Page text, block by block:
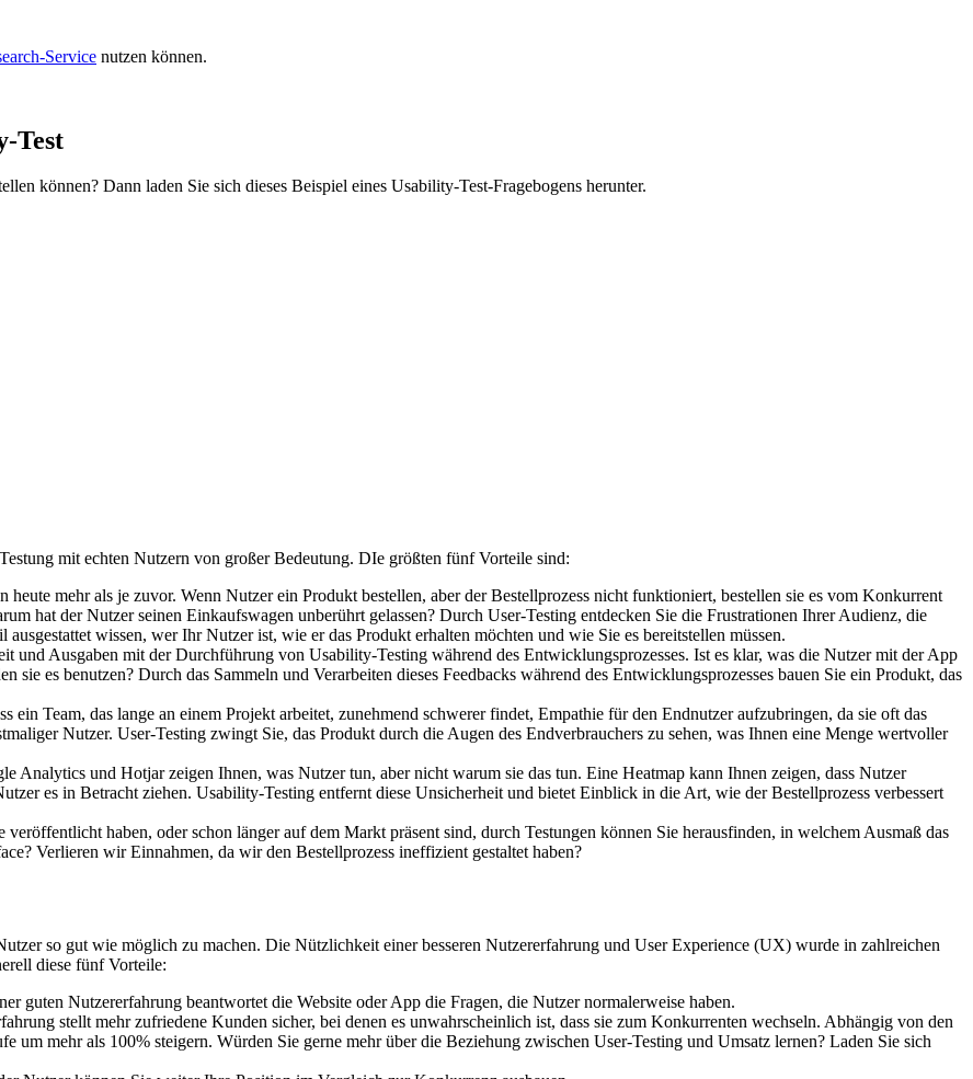
Service nutzen können.
Test
können? Dann laden Sie sich dieses Beispiel eines Usability-Test-Fragebogens herunter.
mit echten Nutzern von großer Bedeutung. DIe größten fünf Vorteile sind:
heute mehr als je zuvor. Wenn Nutzer ein Produkt bestellen, aber der Bestellprozess nicht funktioniert, bestellen sie es vom Konkurrent
hat der Nutzer seinen Einkaufswagen unberührt gelassen? Durch User-Testing entdecken Sie die Frustrationen Ihrer Audienz, die
wissen, wer Ihr Nutzer ist, wie er das Produkt erhalten möchten und wie Sie es bereitstellen müssen.
und Ausgaben mit der Durchführung von Usability-Testing während des Entwicklungsprozesses. Ist es klar, was die Nutzer mit der App
sie es benutzen? Durch das Sammeln und Verarbeiten dieses Feedbacks während des Entwicklungsprozesses bauen Sie ein Produkt, das
ein Team, das lange an einem Projekt arbeitet, zunehmend schwerer findet, Empathie für den Endnutzer aufzubringen, da sie oft das
Nutzer. User-Testing zwingt Sie, das Produkt durch die Augen des Endverbrauchers zu sehen, was Ihnen eine Menge wertvoller
Analytics und Hotjar zeigen Ihnen, was Nutzer tun, aber nicht warum sie das tun. Eine Heatmap kann Ihnen zeigen, dass Nutzer
es in Betracht ziehen. Usability-Testing entfernt diese Unsicherheit und bietet Einblick in die Art, wie der Bestellprozess verbessert
veröffentlicht haben, oder schon länger auf dem Markt präsent sind, durch Testungen können Sie herausfinden, in welchem Ausmaß das
Verlieren wir Einnahmen, da wir den Bestellprozess ineffizient gestaltet haben?
so gut wie möglich zu machen. Die Nützlichkeit einer besseren Nutzererfahrung und User Experience (UX) wurde in zahlreichen
diese fünf Vorteile:
guten Nutzererfahrung beantwortet die Website oder App die Fragen, die Nutzer normalerweise haben.
stellt mehr zufriedene Kunden sicher, bei denen es unwahrscheinlich ist, dass sie zum Konkurrenten wechseln. Abhängig von den
um mehr als 100% steigern. Würden Sie gerne mehr über die Beziehung zwischen User-Testing und Umsatz lernen? Laden Sie sich